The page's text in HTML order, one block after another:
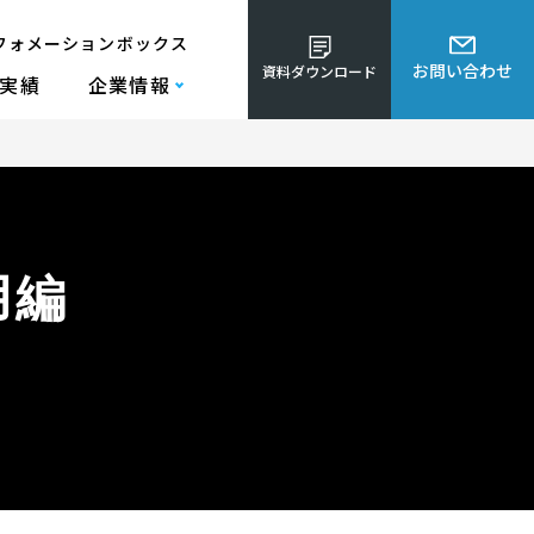
ォメーションボックス
績 企業情報 資料ダウンロード お問い合わせ